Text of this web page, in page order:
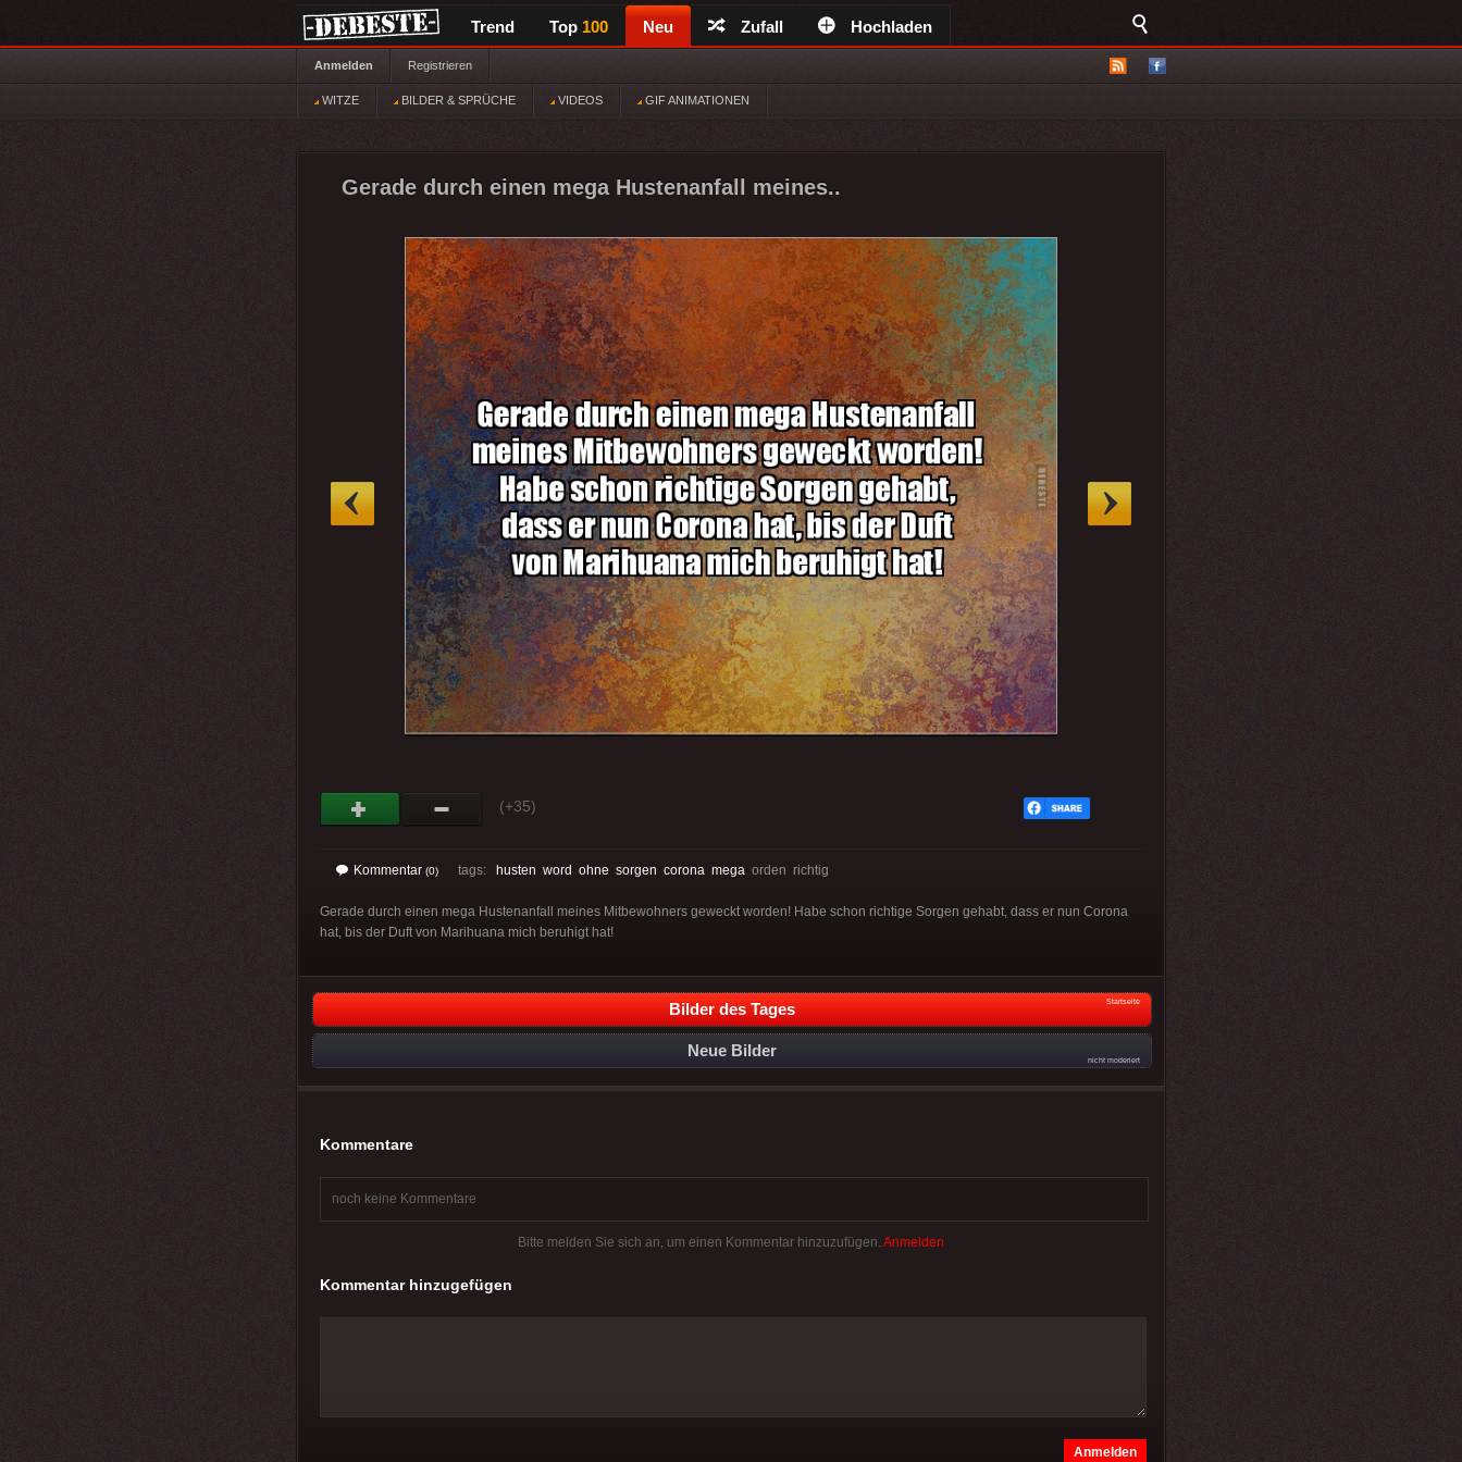
Trend Top 100 Neu Zufall Hochladen
Anmelden Registrieren
WITZE BILDER & SPRÜCHE VIDEOS GIF ANIMATIONEN
Gerade durch einen mega Hustenanfall meines..
(+35)
Kommentar (0) tags: husten word ohne sorgen corona mega orden richtig
Gerade durch einen mega Hustenanfall meines Mitbewohners geweckt worden! Habe schon richtige Sorgen gehabt, dass er nun Corona
hat, bis der Duft von Marihuana mich beruhigt hat!
Bilder des Tages Startseite
Neue Bilder
nicht moderiert
Kommentare
noch keine Kommentare
Bitte melden Sie sich an, um einen Kommentar hinzuzufügen. Anmelden
Kommentar hinzugefügen